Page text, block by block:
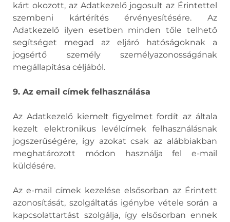
kárt okozott, az Adatkezelő jogosult az Érintettel
szembeni kártérítés érvényesítésére. Az
Adatkezelő ilyen esetben minden tőle telhető
segítséget megad az eljáró hatóságoknak a
jogsértő személy személyazonosságának
megállapítása céljából.
9. Az email címek felhasználása
Az Adatkezelő kiemelt figyelmet fordít az általa
kezelt elektronikus levélcímek felhasználásnak
jogszerűségére, így azokat csak az alábbiakban
meghatározott módon használja fel e-mail
küldésére.
Az e-mail címek kezelése elsősorban az Érintett
azonosítását, szolgáltatás igénybe vétele során a
kapcsolattartást szolgálja, így elsősorban ennek